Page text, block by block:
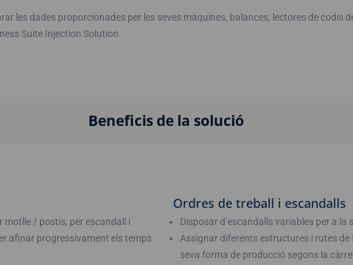
les dades proporcionades per les seves màquines, balances, lectores de codis
Suite Injection Solution.
Beneficis de la solució
motlle / postís, per escandall i
afinar progressivament els temps
Ordres de treball i escandalls
Disposar d’escandalls variables per a la
Assignar diferents estructures i rutes
seva forma de producció segons la